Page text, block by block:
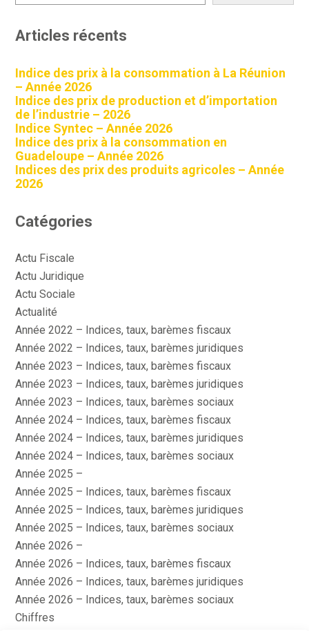
Articles récents
Indice des prix à la consommation à La Réunion
– Année 2026
Indice des prix de production et d’importation
de l’industrie – 2026
Indice Syntec – Année 2026
Indice des prix à la consommation en
Guadeloupe – Année 2026
Indices des prix des produits agricoles – Année
2026
Catégories
Actu Fiscale
Actu Juridique
Actu Sociale
Actualité
Année 2022 – Indices, taux, barèmes fiscaux
Année 2022 – Indices, taux, barèmes juridiques
Année 2023 – Indices, taux, barèmes fiscaux
Année 2023 – Indices, taux, barèmes juridiques
Année 2023 – Indices, taux, barèmes sociaux
Année 2024 – Indices, taux, barèmes fiscaux
Année 2024 – Indices, taux, barèmes juridiques
Année 2024 – Indices, taux, barèmes sociaux
Année 2025 –
Année 2025 – Indices, taux, barèmes fiscaux
Année 2025 – Indices, taux, barèmes juridiques
Année 2025 – Indices, taux, barèmes sociaux
Année 2026 –
Année 2026 – Indices, taux, barèmes fiscaux
Année 2026 – Indices, taux, barèmes juridiques
Année 2026 – Indices, taux, barèmes sociaux
Chiffres